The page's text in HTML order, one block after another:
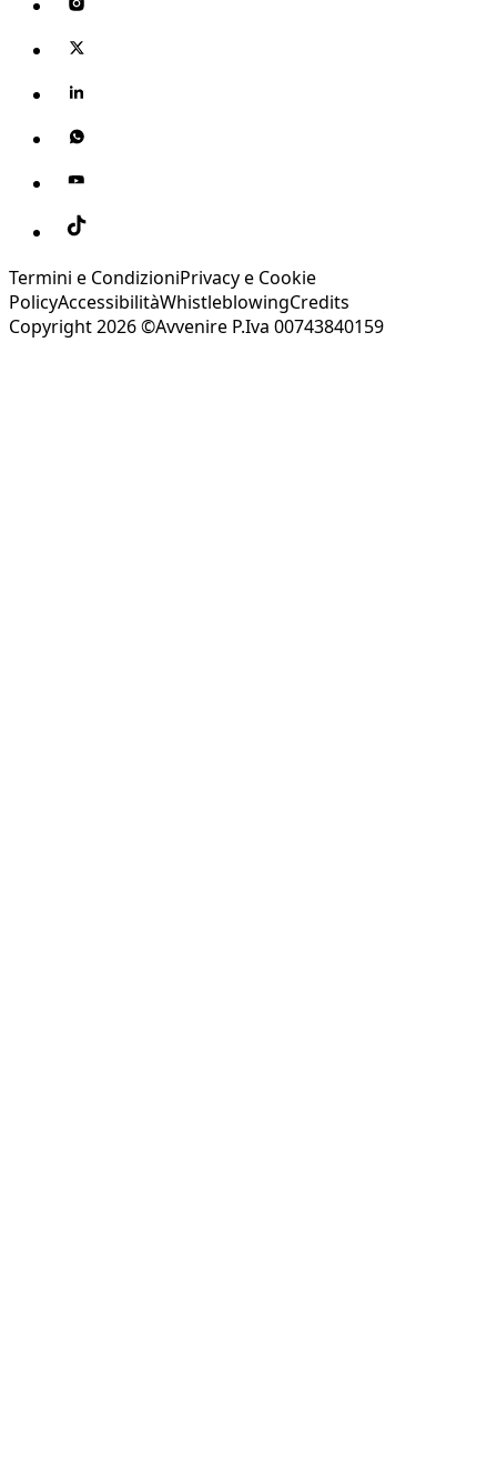
Termini e CondizioniPrivacy e Cookie
PolicyAccessibilitàWhistleblowingCredits
Copyright 2026 ©Avvenire P.Iva 00743840159